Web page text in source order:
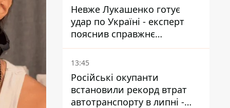
Невже Лукашенко готує
удар по Україні - експерт
пояснив справжнє
призначення нової
гомельської бригади
13:45
Російські окупанти
встановили рекорд втрат
автотранспорту в липні -